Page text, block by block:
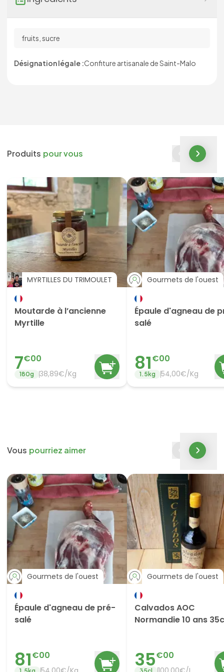
fruits, sucre
Désignation légale :Confiture artisanale de Saint-Malo
Produits pour vous
MYRTILLES DU TRIMOULET
Moutarde à l’ancienne
Myrtille
7€00
180g 38,89€/Kg
Gourmets de l'ouest
Épaule d'agneau de
salé
81€00
1.5kg 54,00€/Kg
Vous pourriez aimer
Gourmets de l'ouest
Épaule d'agneau de pré-
salé
81€00
1.5kg
Gourmets de l'ouest
Calvados AOC
Normandie 10 ans
35€00
35cl